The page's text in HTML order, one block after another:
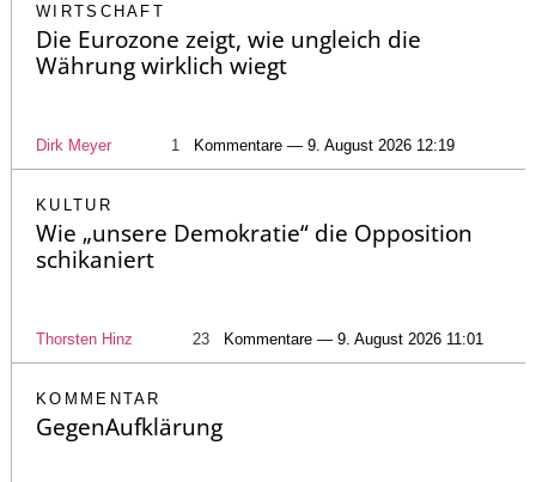
WIRTSCHAFT
Die Eurozone zeigt, wie ungleich die
Währung wirklich wiegt
Dirk Meyer 1 Kommentare — 9. August 2026 12:19
KULTUR
Wie „unsere Demokratie“ die Opposition
schikaniert
Thorsten Hinz 23 Kommentare — 9. August 2026 11:01
KOMMENTAR
GegenAufklärung